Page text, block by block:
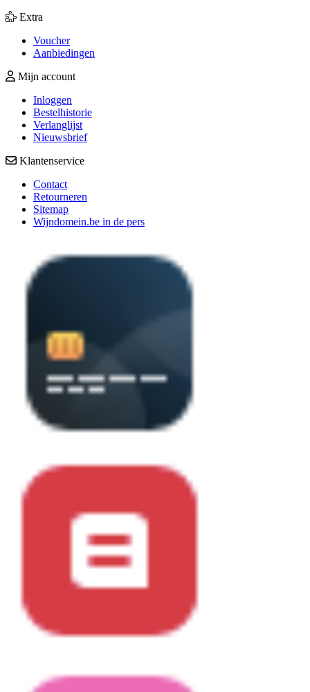
Extra
Voucher
Aanbiedingen
Mijn account
Inloggen
Bestelhistorie
Verlanglijst
Nieuwsbrief
Klantenservice
Contact
Retourneren
Sitemap
Wijndomein.be in de pers